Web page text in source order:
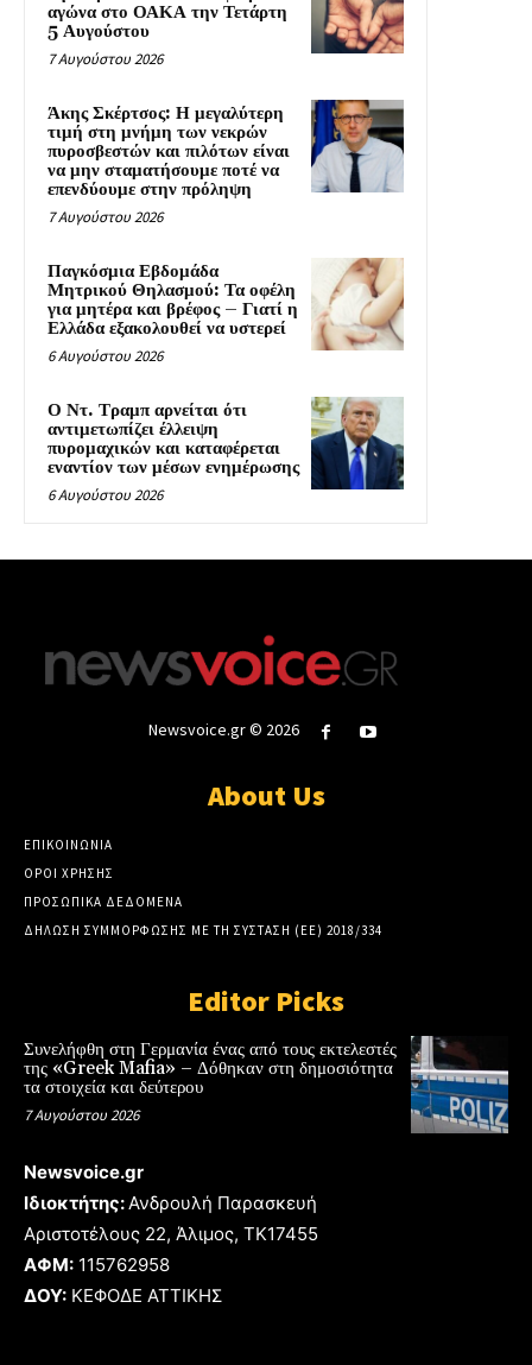
αγώνα στο ΟΑΚΑ την Τετάρτη
5 Αυγούστου
7 Αυγούστου 2026
Άκης Σκέρτσος: Η μεγαλύτερη
τιμή στη μνήμη των νεκρών
πυροσβεστών και πιλότων είναι
να μην σταματήσουμε ποτέ να
επενδύουμε στην πρόληψη
7 Αυγούστου 2026
Παγκόσμια Εβδομάδα
Μητρικού Θηλασμού: Τα οφέλη
για μητέρα και βρέφος – Γιατί η
Ελλάδα εξακολουθεί να υστερεί
6 Αυγούστου 2026
Ο Ντ. Τραμπ αρνείται ότι
αντιμετωπίζει έλλειψη
πυρομαχικών και καταφέρεται
εναντίον των μέσων ενημέρωσης
6 Αυγούστου 2026
Newsvoice.gr © 2026
About Us
ΕΠΙΚΟΙΝΩΝΙΑ
ΟΡΟΙ ΧΡΗΣΗΣ
ΠΡΟΣΩΠΙΚΑ ΔΕΔΟΜΕΝΑ
ΔΗΛΩΣΗ ΣΥΜΜΟΡΦΩΣΗΣ ΜΕ ΤΗ ΣΥΣΤΑΣΗ (ΕΕ) 2018/334
Editor Picks
Συνελήφθη στη Γερμανία ένας από τους εκτελεστές
της «Greek Mafia» – Δόθηκαν στη δημοσιότητα
τα στοιχεία και δεύτερου
7 Αυγούστου 2026
Newsvoice.gr
Ιδιοκτήτης: Ανδρουλή Παρασκευή
Αριστοτέλους 22, Άλιμος, TK17455
ΑΦΜ: 115762958
ΔΟΥ: ΚΕΦΟΔΕ ΑΤΤΙΚΗΣ